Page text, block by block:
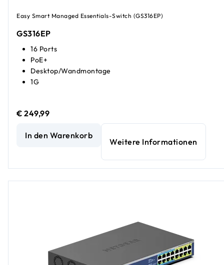
Easy Smart Managed Essentials-Switch (GS316EP)
GS316EP
16 Ports
PoE+
Desktop/Wandmontage
1G
€ 249,99
16-Port-PoE+-Gigabit-Ethernet Easy Smart Managed
In den Warenkorb
Weitere Informationen